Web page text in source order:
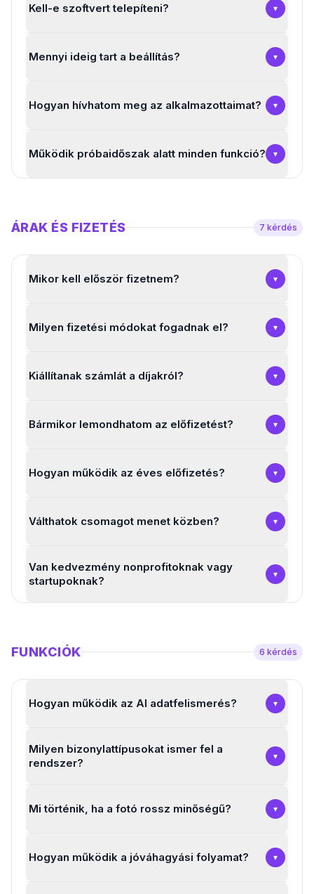
Kell-e szoftvert telepíteni? ▾
Mennyi ideig tart a beállítás? ▾
Hogyan hívhatom meg az alkalmazottaimat? ▾
Működik próbaidőszak alatt minden funkció? ▾
ÁRAK ÉS FIZETÉS 7 kérdés
Mikor kell először fizetnem? ▾
Milyen fizetési módokat fogadnak el? ▾
Kiállítanak számlát a díjakról? ▾
Bármikor lemondhatom az előfizetést? ▾
Hogyan működik az éves előfizetés? ▾
Válthatok csomagot menet közben? ▾
Van kedvezmény nonprofitoknak vagy
startupoknak?
▾
FUNKCIÓK 6 kérdés
Hogyan működik az AI adatfelismerés? ▾
Milyen bizonylattípusokat ismer fel a
rendszer?
▾
Mi történik, ha a fotó rossz minőségű? ▾
Hogyan működik a jóváhagyási folyamat? ▾